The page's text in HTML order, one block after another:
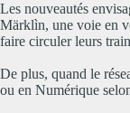
Les nouveautés
Märklìn, une voie en
faire circuler leurs
De plus, quand le
ou en Numérique